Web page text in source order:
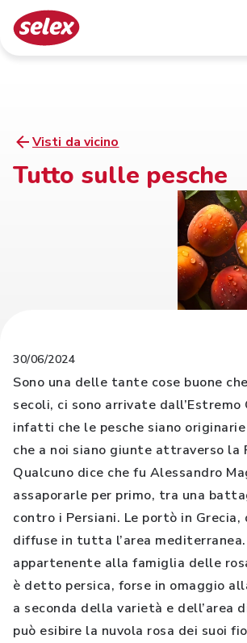
Visti da vicino
Tutto sulle pesche
30/06/2024
Sono una delle tante cose buone
secoli, ci sono arrivate dall’Estremo
infatti che le pesche siano
che a noi siano giunte attraverso la
Qualcuno dice che fu Alessandro
assaporarle per primo, tra una
contro i Persiani. Le portò in Grecia,
diffuse in tutta l’area
appartenente alla famiglia delle
è detto persica, forse in omaggio
a seconda della varietà e dell’area
può esibire la nuvola rosa dei suoi